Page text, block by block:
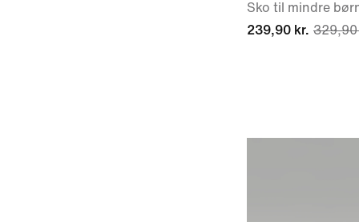
Sko til mindre
239,90 kr. 329,90